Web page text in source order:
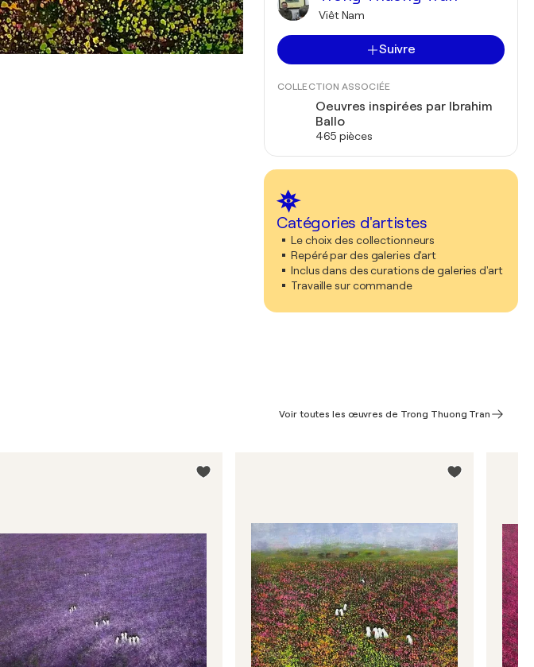
Viêt Nam
Suivre
COLLECTION ASSOCIÉE
Oeuvres inspirées par Ibrahim
Ballo
465 pièces
Catégories d'artistes
Le choix des collectionneurs
Repéré par des galeries d'art
Inclus dans des curations de galeries d'art
Travaille sur commande
Voir toutes les œuvres de Trong Thuong Tran